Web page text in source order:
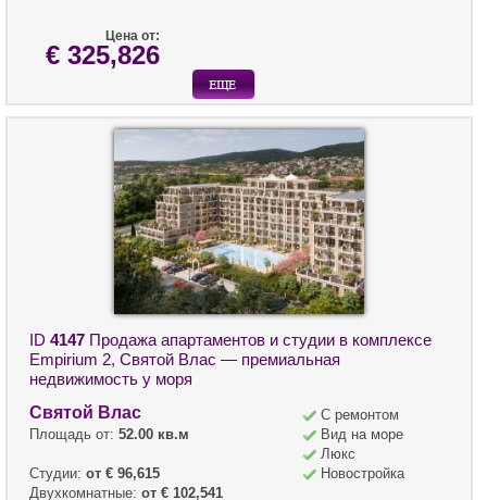
Цена от:
€ 325,826
ID 4147 Продажа апартаментов и студии в комплексе
Empirium 2, Святой Влас — премиальная
недвижимость у моря
Святой Влас
Площадь от: 52.00 кв.м
Студии: от € 96,615
Двухкомнатные: от € 102,541
С ремонтом
Вид на море
Люкс
Новостройка